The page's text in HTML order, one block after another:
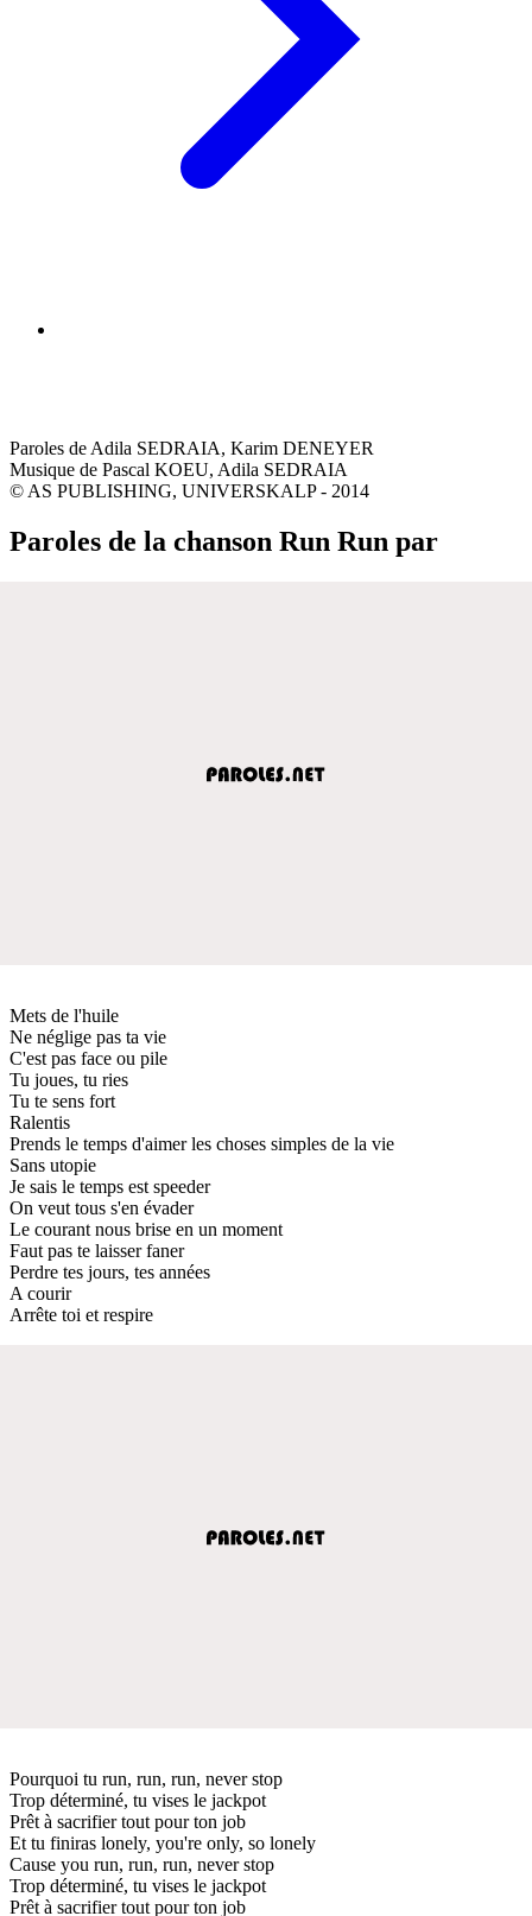
Paroles de Adila SEDRAIA, Karim DENEYER
Musique de Pascal KOEU, Adila SEDRAIA
© AS PUBLISHING, UNIVERSKALP - 2014
Paroles de la chanson Run Run par
Mets de l'huile
Ne néglige pas ta vie
C'est pas face ou pile
Tu joues, tu ries
Tu te sens fort
Ralentis
Prends le temps d'aimer les choses simples de la vie
Sans utopie
Je sais le temps est speeder
On veut tous s'en évader
Le courant nous brise en un moment
Faut pas te laisser faner
Perdre tes jours, tes années
A courir
Arrête toi et respire
Pourquoi tu run, run, run, never stop
Trop déterminé, tu vises le jackpot
Prêt à sacrifier tout pour ton job
Et tu finiras lonely, you're only, so lonely
Cause you run, run, run, never stop
Trop déterminé, tu vises le jackpot
Prêt à sacrifier tout pour ton job